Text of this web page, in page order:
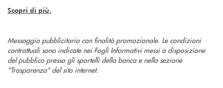
Scopri di più.
Messaggio pubblicitario con finalità promozionale. Le condizioni
contrattuali sono indicate nei Fogli Informativi messi a disposizione
del pubblico presso gli sportelli della banca e nella sezione
“Trasparenza” del sito internet.